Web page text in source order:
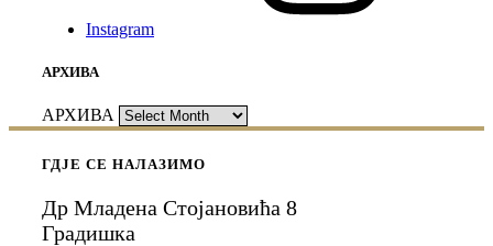
Instagram
АРХИВА
АРХИВА
ГДЈЕ СЕ НАЛАЗИМО
Др Младена Стојановића 8
Градишка